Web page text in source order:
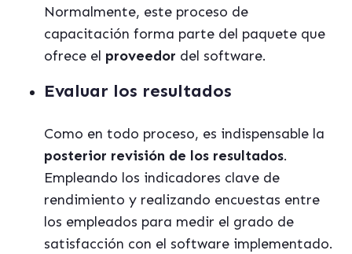
Normalmente, este proceso de
capacitación forma parte del paquete que
ofrece el proveedor del software.
Evaluar los resultados
Como en todo proceso, es indispensable la
posterior revisión de los resultados.
Empleando los indicadores clave de
rendimiento y realizando encuestas entre
los empleados para medir el grado de
satisfacción con el software implementado.